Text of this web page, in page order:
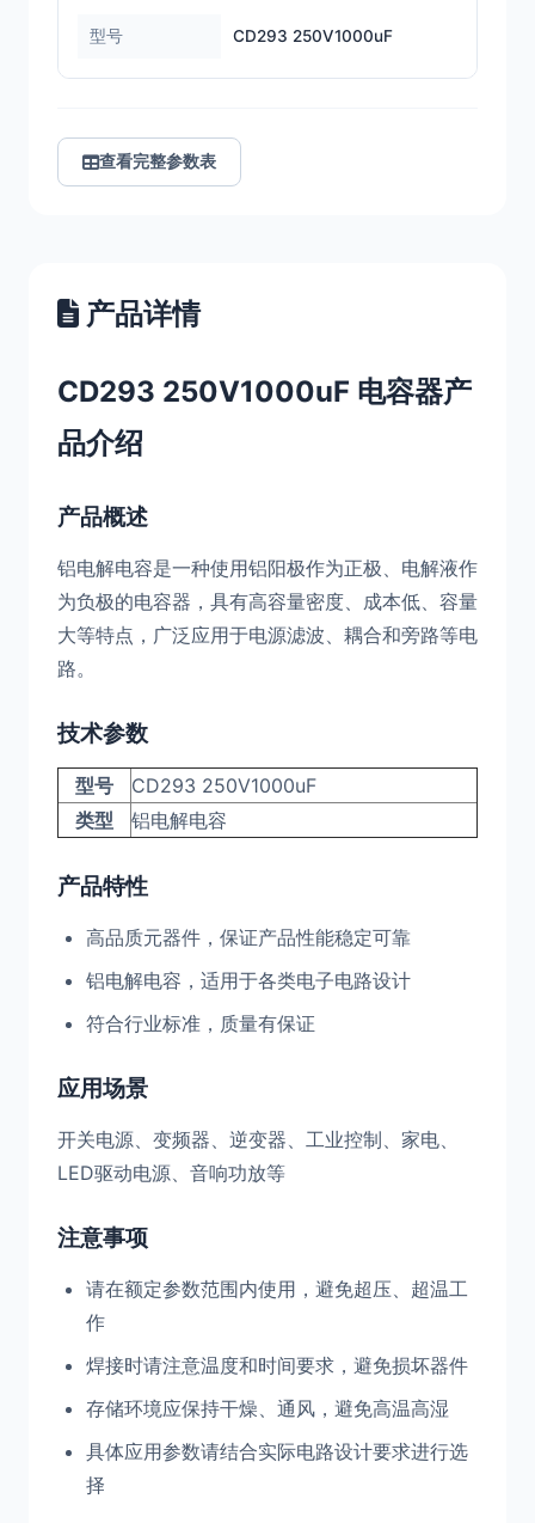
型号 CD293 250V1000uF
查看完整参数表
产品详情
CD293 250V1000uF 电容器产
品介绍
产品概述
铝电解电容是一种使用铝阳极作为正极、电解液作
为负极的电容器，具有高容量密度、成本低、容量
大等特点，广泛应用于电源滤波、耦合和旁路等电
路。
技术参数
型号
CD293 250V1000uF
类型
铝电解电容
产品特性
高品质元器件，保证产品性能稳定可靠
铝电解电容，适用于各类电子电路设计
符合行业标准，质量有保证
应用场景
开关电源、变频器、逆变器、工业控制、家电、
LED驱动电源、音响功放等
注意事项
请在额定参数范围内使用，避免超压、超温工
作
焊接时请注意温度和时间要求，避免损坏器件
存储环境应保持干燥、通风，避免高温高湿
具体应用参数请结合实际电路设计要求进行选
择